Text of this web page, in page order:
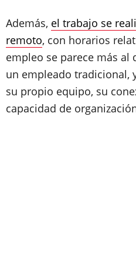
Además, el trabajo se
remoto, con horarios
empleo se parece más al
un empleado tradicional,
su propio equipo, su
capacidad de